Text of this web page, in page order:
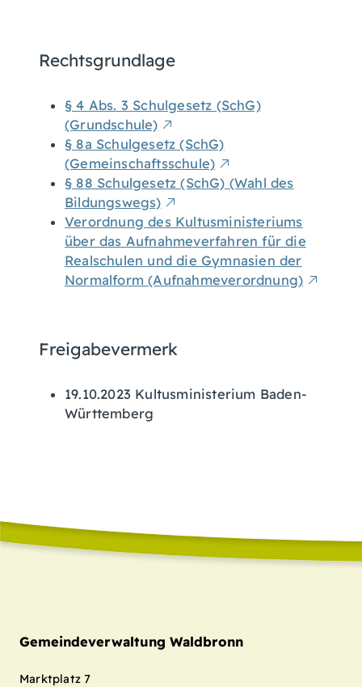
Rechtsgrundlage
§ 4 Abs. 3 Schulgesetz (SchG)
(Grundschule)
§ 8a Schulgesetz (SchG)
(Gemeinschaftsschule)
§ 88 Schulgesetz (SchG) (Wahl des
Bildungswegs)
Verordnung des Kultusministeriums
über das Aufnahmeverfahren für die
Realschulen und die Gymnasien der
Normalform (Aufnahmeverordnung)
Freigabevermerk
19.10.2023 Kultusministerium Baden-
Württemberg
Gemeindeverwaltung Waldbronn
Marktplatz 7